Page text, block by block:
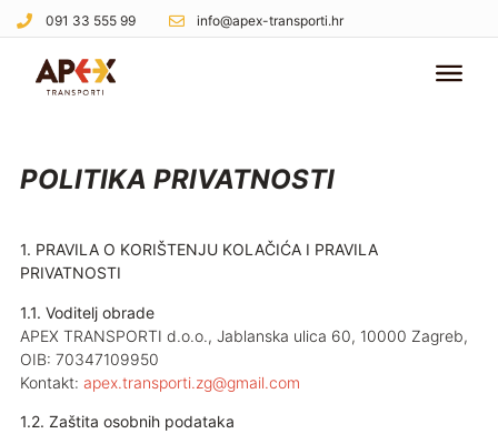
091 33 555 99 info@apex-transporti.hr
POLITIKA PRIVATNOSTI
1. PRAVILA O KORIŠTENJU KOLAČIĆA I PRAVILA
PRIVATNOSTI
1.1. Voditelj obrade
APEX TRANSPORTI d.o.o., Jablanska ulica 60, 10000 Zagreb,
OIB: 70347109950
Kontakt: apex.transporti.zg@gmail.com
1.2. Zaštita osobnih podataka